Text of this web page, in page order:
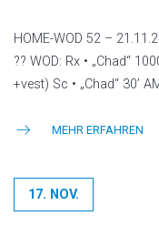
HOME-WOD 52 –
?? WOD: Rx • „Chad“
+vest) Sc • „Chad“ 30’
MEHR ERFAHREN
17. NOV.